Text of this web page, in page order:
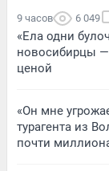
9 часов 6 049
«Ела одни
новосибирцы —
ценой
«Он мне
турагента из
почти